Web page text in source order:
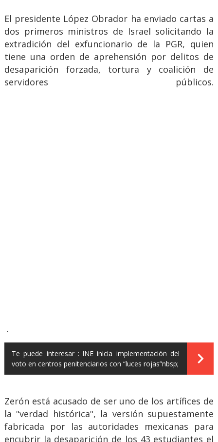
El presidente López Obrador ha enviado cartas a
dos primeros ministros de Israel solicitando la
extradición del exfuncionario de la PGR, quien
tiene una orden de aprehensión por delitos de
desaparición forzada, tortura y coalición de
servidores públicos.
.
Te puede interesar : INE inicia implementación del
voto en centros penitenciarios con “luces rojas”nbsp;
Zerón está acusado de ser uno de los artífices de
la "verdad histórica", la versión supuestamente
fabricada por las autoridades mexicanas para
encubrir la desaparición de los 43 estudiantes el